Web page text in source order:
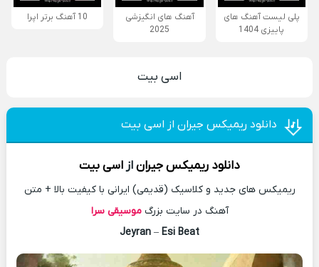
پلی لیست آهنگ های
پاییزی 1404
آهنگ های انگیزشی
2025
10 آهنگ برتر اپرا
اسی بیت
دانلود ریمیکس جیران از اسی بیت
دانلود ریمیکسجیرانازاسی بیت
ریمیکس های جدید و کلاسیک (قدیمی) ایرانی با کیفیت بالا + متن
آهنگ در سایت بزرگموسیقی سرا
Jeyran – Esi Beat